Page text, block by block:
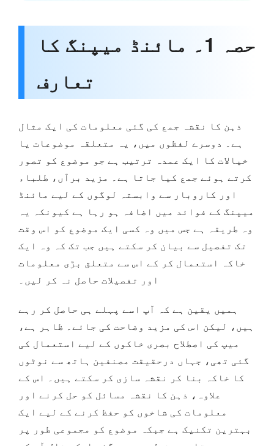
حصہ 1۔ مائنڈ میپنگ کا
تعارف
ذہن کا نقشہ جمع کی گئی معلومات کی ایک مثال
ہے۔ دوسرے لفظوں میں، یہ متعلقہ موضوعات یا
خیالات کا ایک عمدہ ترتیب ہے جو موضوع کو تصور
کرتے ہوئے جمع کیا جاتا ہے۔ مزید برآں، طلباء
اور کاروبار سے وابستہ لوگوں کے لیے مائنڈ
میپنگ کے فوائد میں اضافہ ہو رہا ہے کیونکہ یہ
وہ طریقہ ہے جس میں وہ کسی ایک موضوع کو اس وقت
تک تفصیل سے بیان کر سکتے ہیں جب تک کہ وہ ایک
خاکہ استعمال کر کے اس سے متعلق بڑی معلومات
اور تفصیلات حاصل نہ کر لیں۔
ہمیں یقین ہے کہ آپ اسے پہلے ہی حاصل کر رہے
ہیں، لیکن اس کی مزید وضاحت کی جائے۔ ظاہر ہے،
میپ کی اصطلاح بصری خاکوں کے لیے استعمال کی
گئی تھی، جہاں درحقیقت مصنفین ہاتھ سے نوٹوں
کا خاکہ بنا کر نقشہ سازی کر سکتے ہیں۔ اس کے
علاوہ، ذہن کا نقشہ مسائل کو حل کرنے اور
معلومات کی شاخوں کو حفظ کرنے کے لیے ایک
بہترین تکنیک ہے جبکہ موضوع کو مجموعی طور پر